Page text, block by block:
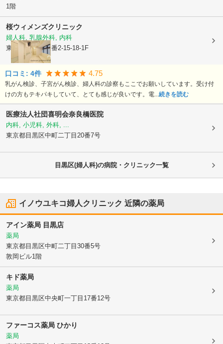
1階
桜ウィメンズクリニック
婦人科, 乳腺外科, 内科
東京都目黒区鷹番2-15-18-1F
口コミ: 4件 4.75
乳がん検診、子宮がん検診、婦人科の診察もここでお願いしています。受け付
けの方もテキパキしていて、とても感じが良いです。電... 続きを読む
医療法人社団喜明会奈良橋医院
内科, 小児科, 外科, ...
東京都目黒区中町二丁目20番7号
目黒区(婦人科)の病院・クリニック一覧
イノウユキコ婦人クリニック 近隣の薬局
アイン薬局 目黒店
薬局
東京都目黒区中町二丁目30番5号
敦岡ビル1階
キド薬局
薬局
東京都目黒区中央町一丁目17番12号
ファーコス薬局 ひかり
薬局